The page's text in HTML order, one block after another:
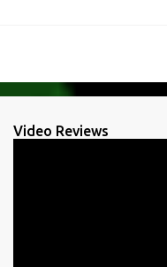
Video Reviews